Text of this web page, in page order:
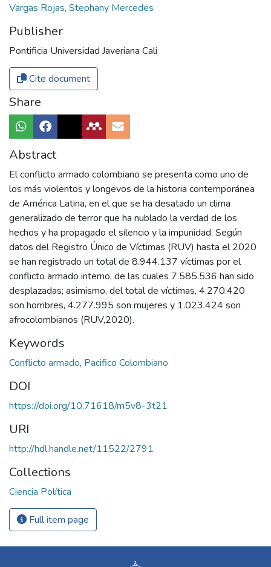
Vargas Rojas, Stephany Mercedes
Publisher
Pontificia Universidad Javeriana Cali
Cite document
Share
Abstract
El conflicto armado colombiano se presenta como uno de
los más violentos y longevos de la historia contemporánea
de América Latina, en el que se ha desatado un clima
generalizado de terror que ha nublado la verdad de los
hechos y ha propagado el silencio y la impunidad. Según
datos del Registro Único de Víctimas (RUV) hasta el 2020
se han registrado un total de 8.944.137 víctimas por el
conflicto armado interno, de las cuales 7.585.536 han sido
desplazadas; asimismo, del total de víctimas, 4.270.420
son hombres, 4.277.995 son mujeres y 1.023.424 son
afrocolombianos (RUV,2020).
Keywords
Conflicto armado, Pacifico Colombiano
DOI
https://doi.org/10.71618/m5v8-3t21
URI
http://hdl.handle.net/11522/2791
Collections
Ciencia Política
Full item page